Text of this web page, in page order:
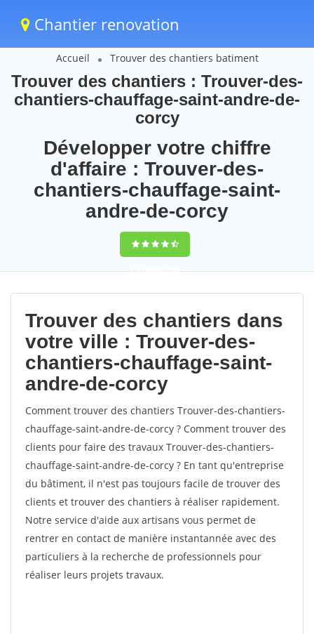
Chantier renovation
Accueil Trouver des chantiers batiment
Trouver des chantiers : Trouver-des-
chantiers-chauffage-saint-andre-de-
corcy
Développer votre chiffre
d'affaire : Trouver-des-
chantiers-chauffage-saint-
andre-de-corcy
9,5(100%)105
votes
Trouver des chantiers dans
votre ville : Trouver-des-
chantiers-chauffage-saint-
andre-de-corcy
Comment trouver des chantiers Trouver-des-chantiers-
chauffage-saint-andre-de-corcy ? Comment trouver des
clients pour faire des travaux Trouver-des-chantiers-
chauffage-saint-andre-de-corcy ? En tant qu'entreprise
du bâtiment, il n'est pas toujours facile de trouver des
clients et trouver des chantiers à réaliser rapidement.
Notre service d'aide aux artisans vous permet de
rentrer en contact de manière instantannée avec des
particuliers à la recherche de professionnels pour
réaliser leurs projets travaux.